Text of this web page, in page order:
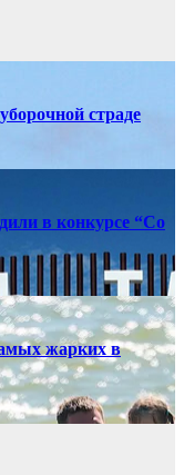
страде
в конкурсе “Со
жарких в